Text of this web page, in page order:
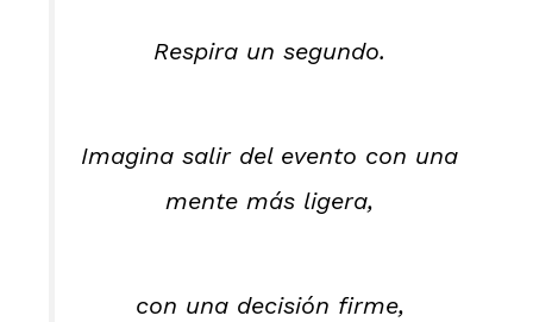
Respira un segundo.
Imagina salir del evento con una
mente más ligera,
con una decisión firme,